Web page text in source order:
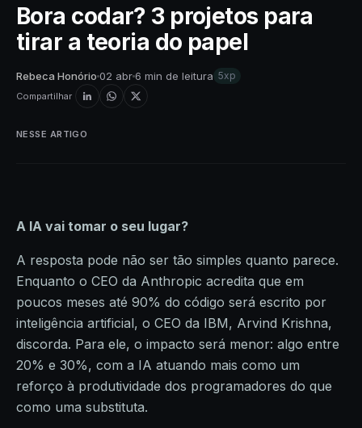
Bora codar? 3 projetos para
tirar a teoria do papel
Rebeca Honório 02 abr 6 min de leitura 5xp
Compartilhar
A IA vai tomar o seu lugar?
A resposta pode não ser tão simples quanto parece.
Enquanto o CEO da Anthropic acredita que em
poucos meses até 90% do código será escrito por
inteligência artificial, o CEO da IBM, Arvind Krishna,
discorda. Para ele, o impacto será menor: algo entre
20% e 30%, com a IA atuando mais como um
reforço à produtividade dos programadores do que
como uma substituta.
NESSE ARTIGO